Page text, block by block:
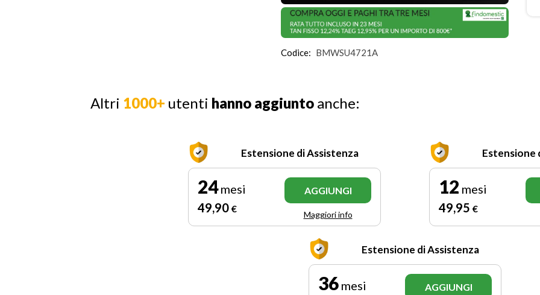
Codice: BMWSU4721A
Altri 1000+ utenti hanno aggiunto anche:
Estensione di Assistenza
24mesi
49,90 €
AGGIUNGI
Maggiori info
Estensione
12 mesi
49,95 €
Estensione di Assistenza
36 mesi
AGGIUNGI